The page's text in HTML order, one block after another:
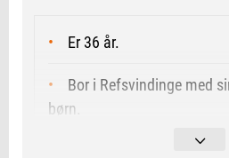
Er 36 år.
Bor i Refsvindinge med
børn.
Har arbejdet i butik i 20 år.